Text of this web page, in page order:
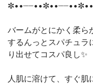
バームがとにかく柔ら
するんっとスパチュラ
り出せてコスパ良し✨
人肌に溶けて、すぐ肌